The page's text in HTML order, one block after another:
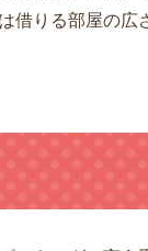
借りる部屋の